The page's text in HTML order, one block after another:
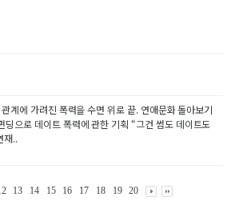
계에 가려진 폭력을 수면 위로 끝. 연애문화 돌아보기
으로 데이트 폭력에 관한 기획 “그건 썸도 데이트도
재..
13 14 15 16 17 18 19 20